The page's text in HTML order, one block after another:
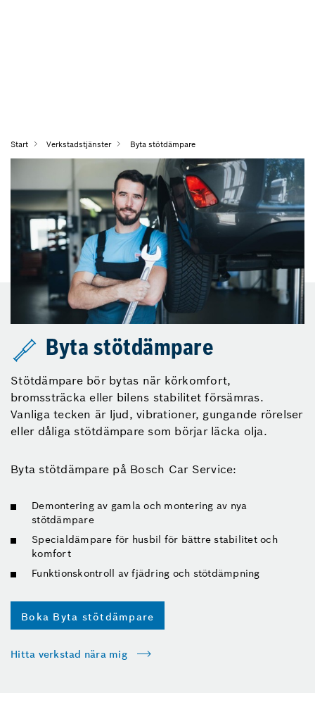
Start Verkstadstjänster Byta stötdämpare
Byta stötdämpare
Stötdämpare bör bytas när körkomfort,
bromssträcka eller bilens stabilitet försämras.
Vanliga tecken är ljud, vibrationer, gungande rörelser
eller dåliga stötdämpare som börjar läcka olja.
Byta stötdämpare på Bosch Car Service:
Demontering av gamla och montering av nya
stötdämpare
Specialdämpare för husbil för bättre stabilitet och
komfort
Funktionskontroll av fjädring och stötdämpning
Boka Byta stötdämpare
Hitta verkstad nära mig